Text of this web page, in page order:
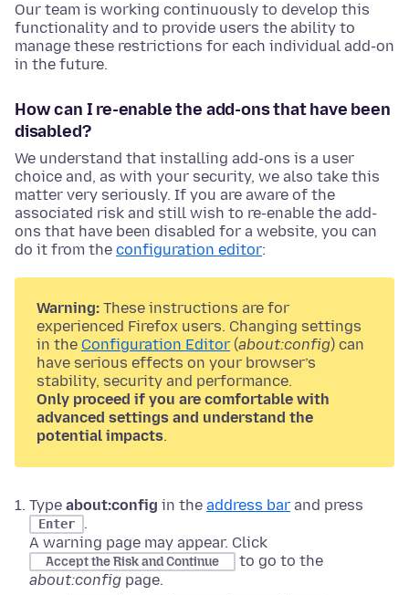
Our team is working continuously to develop this
functionality and to provide users the ability to
manage these restrictions for each individual add-on
in the future.
How can I re-enable the add-ons that have been
disabled?
We understand that installing add-ons is a user
choice and, as with your security, we also take this
matter very seriously. If you are aware of the
associated risk and still wish to re-enable the add-
ons that have been disabled for a website, you can
do it from the configuration editor:
Warning: These instructions are for
experienced Firefox users. Changing settings
in the Configuration Editor (about:config) can
have serious effects on your browser’s
stability, security and performance.
Only proceed if you are comfortable with
advanced settings and understand the
potential impacts.
Type about:config in the address bar and press
Enter
.
A warning page may appear. Click
Accept the Risk and Continue
to go to the
about:config page.